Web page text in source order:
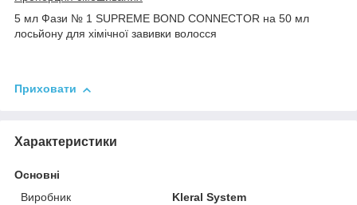
5 мл Фази № 1 SUPREME BOND CONNECTOR на 50 мл
лосьйону для хімічної завивки волосся
Приховати
Характеристики
Основні
Виробник
Kleral System